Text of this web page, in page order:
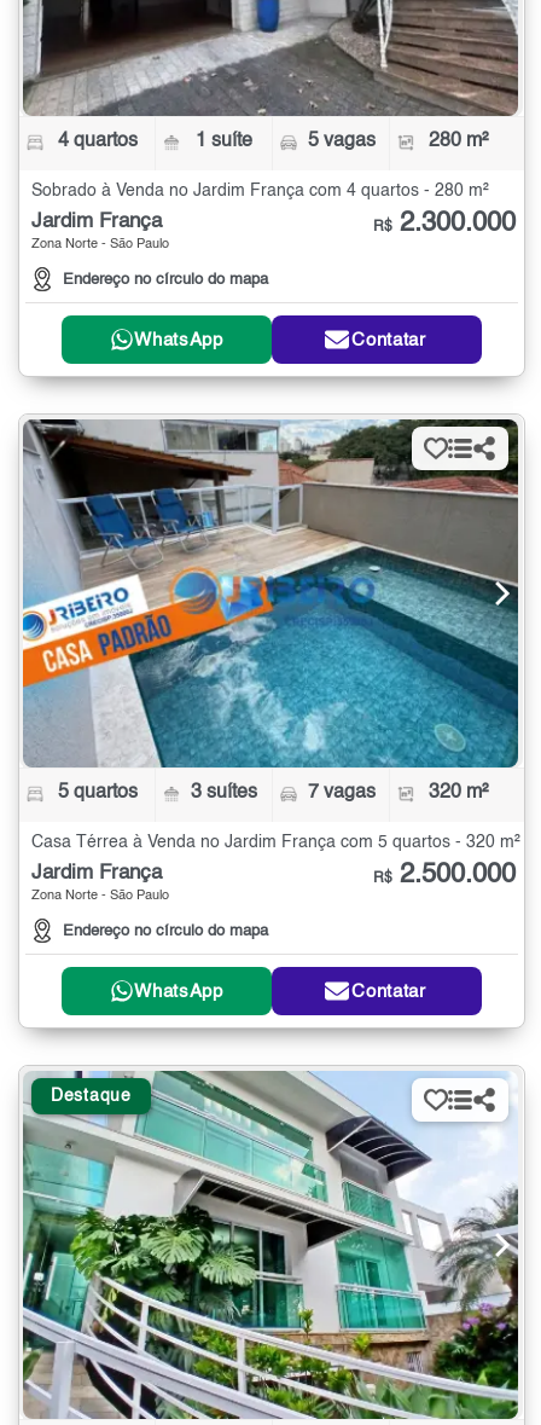
4 quartos 1 suíte 5 vagas 280 m²
Sobrado à Venda no Jardim França com 4 quartos - 280 m²
Jardim França
Zona Norte - São Paulo
Endereço no círculo do mapa
R$ 2.300.000
WhatsApp Contatar
5 quartos 3 suítes 7 vagas 320 m²
Casa Térrea à Venda no Jardim França com 5 quartos - 320 m²
Jardim França
Zona Norte - São Paulo
Endereço no círculo do mapa
R$ 2.500.000
WhatsApp Contatar
Destaque